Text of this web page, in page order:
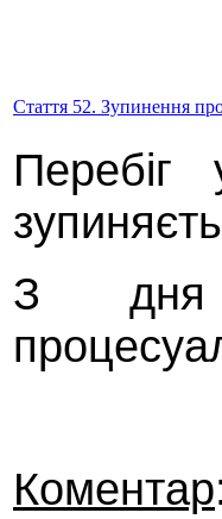
Стаття 52. Зупинення
Перебіг
З дня
Коментар